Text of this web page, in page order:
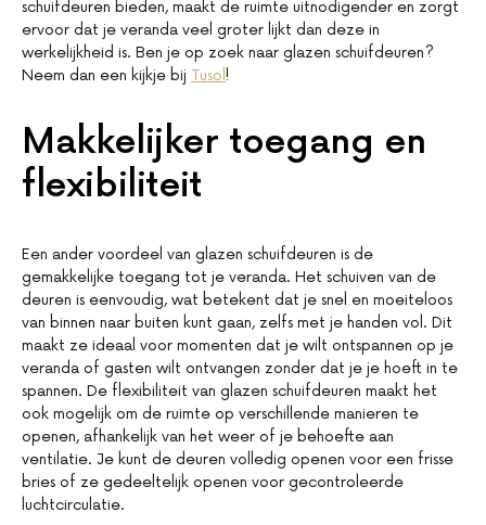
schuifdeuren bieden, maakt de ruimte uitnodigender en zorgt
ervoor dat je veranda veel groter lijkt dan deze in
werkelijkheid is. Ben je op zoek naar glazen schuifdeuren?
Neem dan een kijkje bij Tusol !
Makkelijker toegang en
flexibiliteit
Een ander voordeel van glazen schuifdeuren is de
gemakkelijke toegang tot je veranda. Het schuiven van de
deuren is eenvoudig, wat betekent dat je snel en moeiteloos
van binnen naar buiten kunt gaan, zelfs met je handen vol. Dit
maakt ze ideaal voor momenten dat je wilt ontspannen op je
veranda of gasten wilt ontvangen zonder dat je je hoeft in te
spannen. De flexibiliteit van glazen schuifdeuren maakt het
ook mogelijk om de ruimte op verschillende manieren te
openen, afhankelijk van het weer of je behoefte aan
ventilatie. Je kunt de deuren volledig openen voor een frisse
bries of ze gedeeltelijk openen voor gecontroleerde
luchtcirculatie.